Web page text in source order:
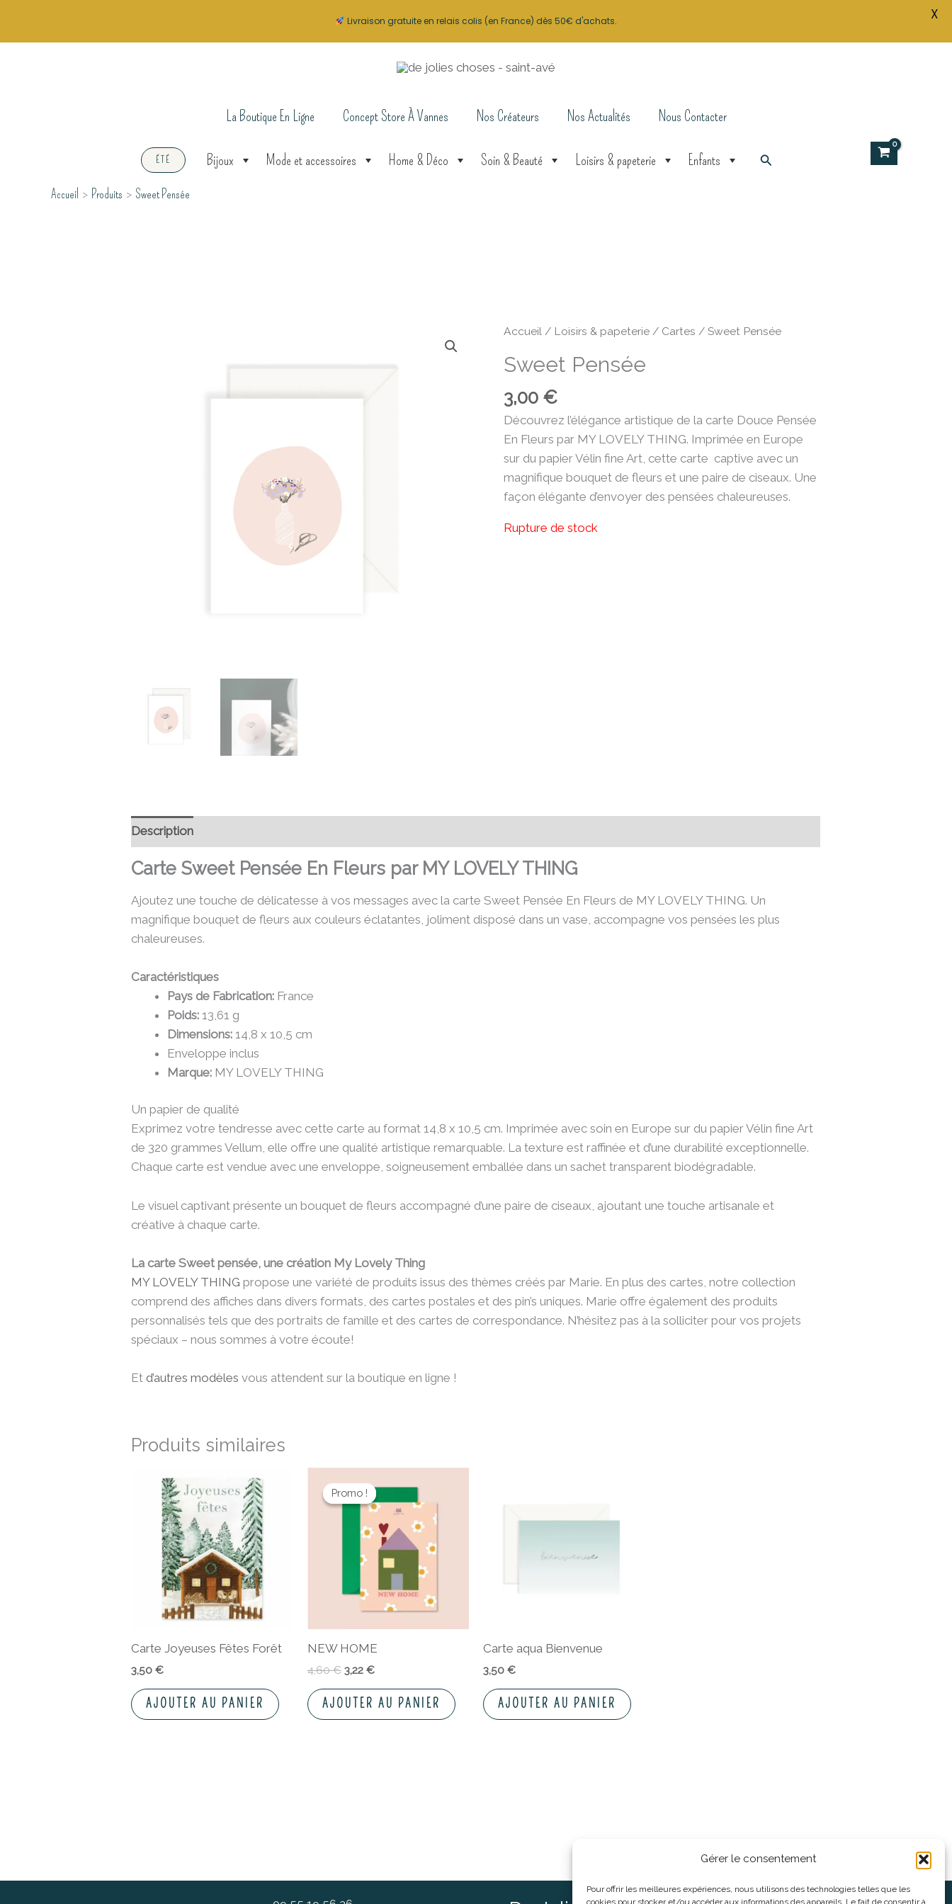
Gérer le consentement
Pour offrir les meilleures expériences, nous utilisons des technologies telles que les
cookies pour stocker et/ou accéder aux informations des appareils. Le fait de consentir à
La Boutique En Ligne Concept Store À Vannes Nos Créateurs Nos Actualités Nous Contacter
ÉTÉ Bijoux Mode et accessoires Home & Déco Soin & Beauté Loisirs & papeterie Enfants Rechercher
Accueil Produits Sweet Pensée
Accueil/ Loisirs & papeterie/ Cartes / Sweet Pensée
Sweet Pensée
3,00 €
Découvrez l’élégance artistique de la carte Douce Pensée
En Fleurs par MY LOVELY THING. Imprimée en Europe
sur du papier Vélin fine Art, cette carte captive avec un
magnifique bouquet de fleurs et une paire de ciseaux. Une
façon élégante d’envoyer des pensées chaleureuses.
Rupture de stock
Description
Carte Sweet Pensée En Fleurs par MY LOVELY THING
Ajoutez une touche de délicatesse à vos messages avec la carte Sweet Pensée En Fleurs de MY LOVELY THING. Un
magnifique bouquet de fleurs aux couleurs éclatantes, joliment disposé dans un vase, accompagne vos pensées les plus
chaleureuses.
Caractéristiques
Pays de Fabrication: France
Poids: 13,61 g
Dimensions: 14,8 x 10,5 cm
Enveloppe inclus
Marque: MY LOVELY THING
Un papier de qualité
Exprimez votre tendresse avec cette carte au format 14,8 x 10,5 cm. Imprimée avec soin en Europe sur du papier Vélin fine Art
de 320 grammes Vellum, elle offre une qualité artistique remarquable. La texture est raffinée et d’une durabilité exceptionnelle.
Chaque carte est vendue avec une enveloppe, soigneusement emballée dans un sachet transparent biodégradable.
Le visuel captivant présente un bouquet de fleurs accompagné d’une paire de ciseaux, ajoutant une touche artisanale et
créative à chaque carte.
La carte Sweet pensée, une création My Lovely Thing
MY LOVELY THING propose une variété de produits issus des thèmes créés par Marie. En plus des cartes, notre collection
comprend des affiches dans divers formats, des cartes postales et des pin’s uniques. Marie offre également des produits
personnalisés tels que des portraits de famille et des cartes de correspondance. N’hésitez pas à la solliciter pour vos projets
spéciaux – nous sommes à votre écoute!
Etd’autres modèles vous attendent sur la boutique en ligne !
Produits similaires
Carte Joyeuses Fêtes Forêt
3,50€
AJOUTER AU PANIER
Promo !
Promo !
NEW HOME
4,60€
prix
initial
était :
4,60 €.
3,22 €
prix
actuel
est :
3,22 €.
AJOUTER AU PANIER
Carte aqua Bienvenue
3,50 €
AJOUTER AU PANIER
Livraison gratuite en relais colis (en France) dès 50€ d'achats. X